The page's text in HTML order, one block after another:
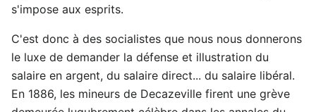
s'impose aux esprits.
C'est donc à des socialistes que nous nous donnerons
le luxe de demander la défense et illustration du
salaire en argent, du salaire direct... du salaire libéral.
En 1886, les mineurs de Decazeville firent une grève